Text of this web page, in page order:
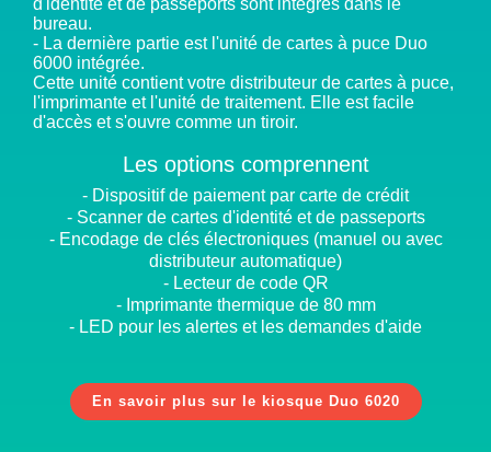
d'identité et de passeports sont intégrés dans le
bureau.
- La dernière partie est l'unité de cartes à puce Duo
6000 intégrée.
Cette unité contient votre distributeur de cartes à puce,
l'imprimante et l'unité de traitement. Elle est facile
d'accès et s'ouvre comme un tiroir.
Les options comprennent
- Dispositif de paiement par carte de crédit
- Scanner de cartes d'identité et de passeports
- Encodage de clés électroniques (manuel ou avec
distributeur automatique)
- Lecteur de code QR
- Imprimante thermique de 80 mm
- LED pour les alertes et les demandes d'aide
En savoir plus sur le kiosque Duo 6020